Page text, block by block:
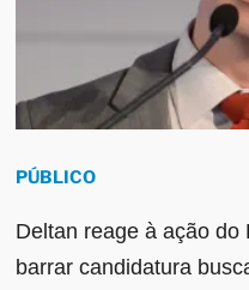
PÚBLICO
Deltan reage à ação
barrar candidatura